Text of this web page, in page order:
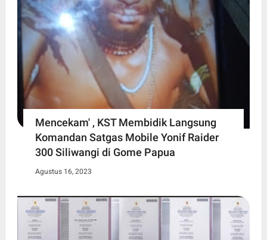
Mencekam' , KST Membidik Langsung
Komandan Satgas Mobile Yonif Raider
300 Siliwangi di Gome Papua
Agustus 16, 2023